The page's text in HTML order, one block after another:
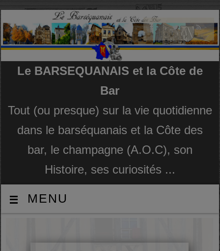
Le BARSEQUANAIS et la Côte de
Bar
Tout (ou presque) sur la vie quotidienne
dans le barséquanais et la Côte des
bar, le champagne (A.O.C), son
Histoire, ses curiosités ...
MENU